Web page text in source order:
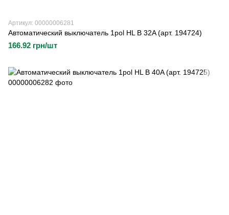
Артикул: 00000006281
Автоматический выключатель 1pol HL B 32A (арт. 194724)
166.92 грн/шт